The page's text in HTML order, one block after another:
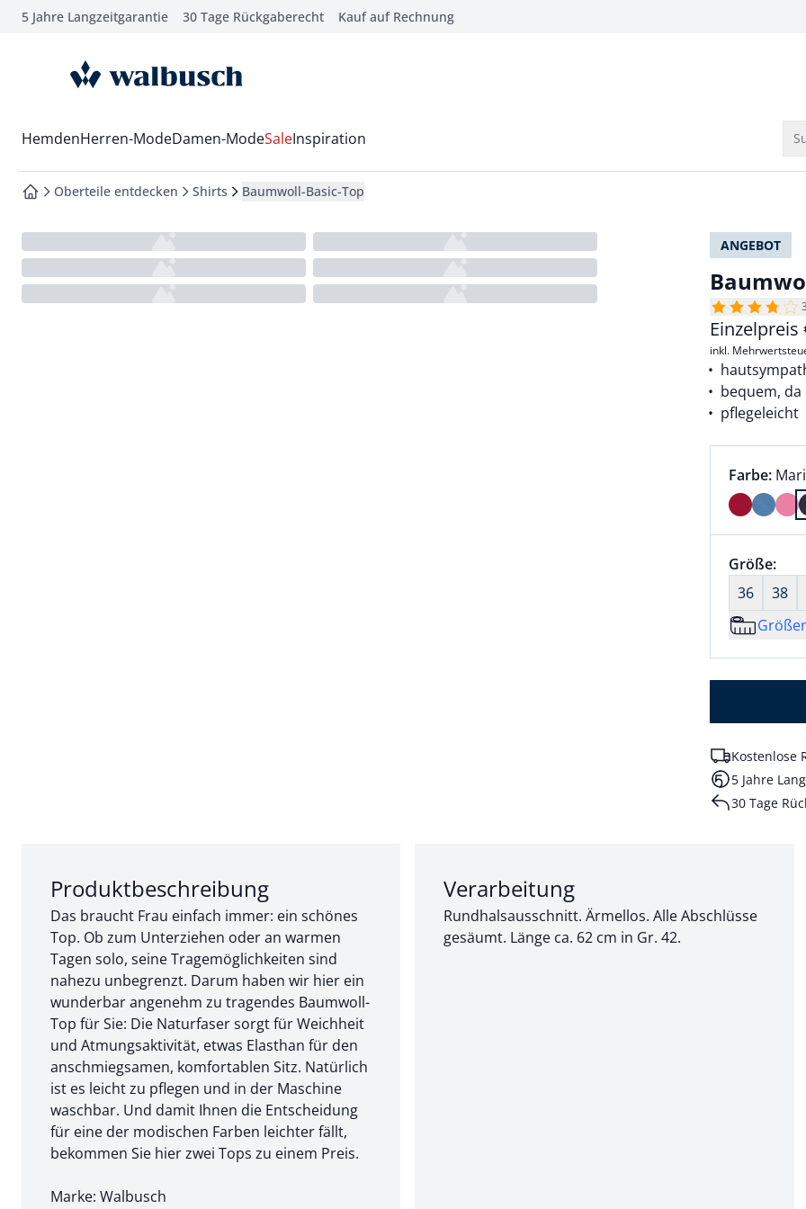
springen
springen
springen
5 Jahre Langzeitgarantie 30 Tage Rückgaberecht Kauf auf Rechnung
zur Startseite
Wechsel in das Menü mit Pfeil-Runter Taste
HemdenHerren-ModeDamen-ModeSaleInspiration
zur Startseite
Oberteile entdecken Shirts Baumwoll-Basic-Top
ANGEBOT
Einzelpreis
inkl.
bequem, da
pflegeleicht
Farbe:
Farbe
Größe:
36
38
Kostenlose
5 Jahre
30 Tage
Abschnitt 1 von 3:
Produktbeschreibung
Das braucht Frau einfach immer: ein schönes
Top. Ob zum Unterziehen oder an warmen
Tagen solo, seine Tragemöglichkeiten sind
nahezu unbegrenzt. Darum haben wir hier ein
wunderbar angenehm zu tragendes Baumwoll-
Top für Sie: Die Naturfaser sorgt für Weichheit
und Atmungsaktivität, etwas Elasthan für den
anschmiegsamen, komfortablen Sitz. Natürlich
ist es leicht zu pflegen und in der Maschine
waschbar. Und damit Ihnen die Entscheidung
für eine der modischen Farben leichter fällt,
bekommen Sie hier zwei Tops zu einem Preis.
Marke: Walbusch
Abschnitt 2 von 3:
Verarbeitung
Rundhalsausschnitt. Ärmellos. Alle Abschlüsse
gesäumt. Länge ca. 62 cm in Gr. 42.